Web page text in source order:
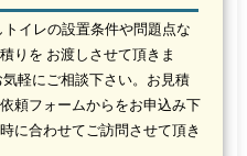
イレの設置条件や問題点な
り を お渡しさせて頂きま
軽にご相談下さい。お見積
頼フォームからをお申込み下
に合わせてご訪問させて頂き